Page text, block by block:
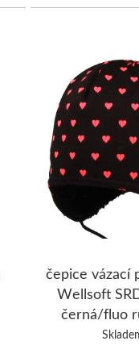
čepice vázací
Wellsoft
černá/fluo